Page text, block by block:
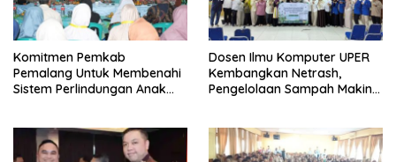
Komitmen Pemkab
Pemalang Untuk Membenahi
Sistem Perlindungan Anak
Dosen Ilmu Komputer UPER
Kembangkan Netrash,
Pengelolaan Sampah Makin